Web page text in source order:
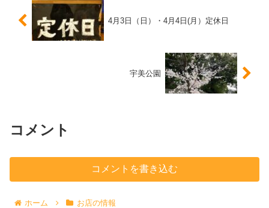
4月3日（日）・4月4日(月）定休日
宇美公園
コメント
コメントを書き込む
ホーム お店の情報